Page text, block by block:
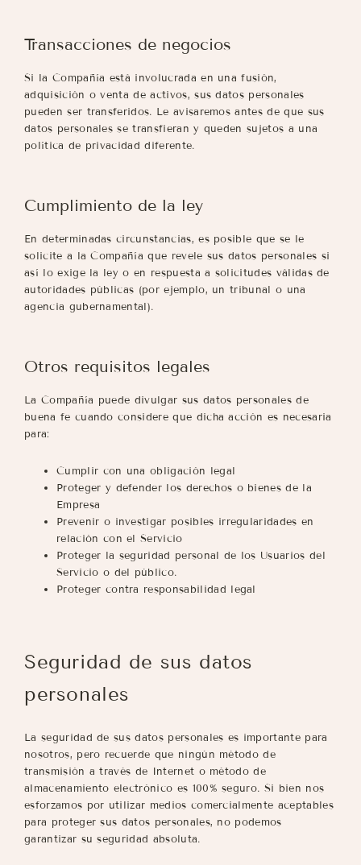
Transacciones de negocios
Si la Compañía está involucrada en una fusión,
adquisición o venta de activos, sus datos personales
pueden ser transferidos. Le avisaremos antes de que sus
datos personales se transfieran y queden sujetos a una
política de privacidad diferente.
Cumplimiento de la ley
En determinadas circunstancias, es posible que se le
solicite a la Compañía que revele sus datos personales si
así lo exige la ley o en respuesta a solicitudes válidas de
autoridades públicas (por ejemplo, un tribunal o una
agencia gubernamental).
Otros requisitos legales
La Compañía puede divulgar sus datos personales de
buena fe cuando considere que dicha acción es necesaria
para:
Cumplir con una obligación legal
Proteger y defender los derechos o bienes de la
Empresa
Prevenir o investigar posibles irregularidades en
relación con el Servicio
Proteger la seguridad personal de los Usuarios del
Servicio o del público.
Proteger contra responsabilidad legal
Seguridad de sus datos
personales
La seguridad de sus datos personales es importante para
nosotros, pero recuerde que ningún método de
transmisión a través de Internet o método de
almacenamiento electrónico es 100% seguro. Si bien nos
esforzamos por utilizar medios comercialmente aceptables
para proteger sus datos personales, no podemos
garantizar su seguridad absoluta.